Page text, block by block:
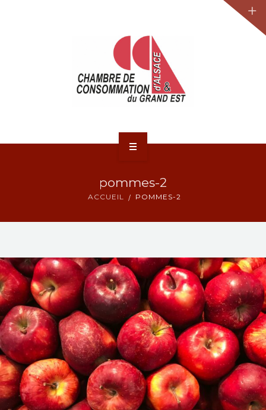
NOS ACTIONS
CONTACT
pommes-2
ACCUEIL POMMES-2